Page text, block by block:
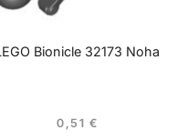
Bionicle 32173 Noha
0,51 €